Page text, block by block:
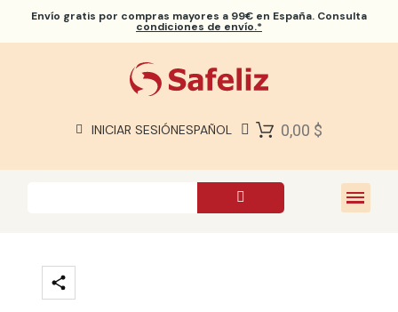
Envío gratis por compras mayores a 99€ en España. Consulta
condiciones de envío.*
INICIAR SESIÓNESPAÑOL 0,00 $